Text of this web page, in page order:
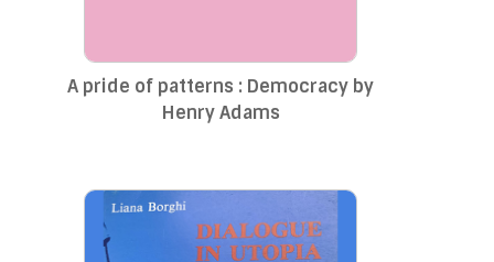
A pride of patterns : Democracy by
Henry Adams